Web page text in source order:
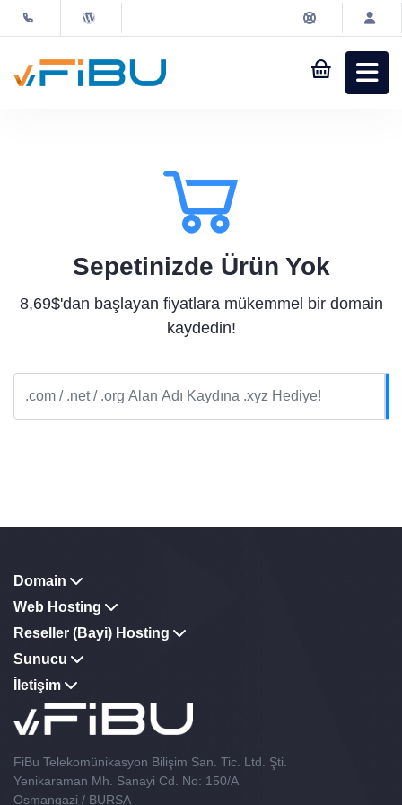
Sanal Sunucu
Kurumsal
Sepetinizde Ürün Yok
8,69$'dan başlayan fiyatlara mükemmel bir domain
kaydedin!
Domain
Web Hosting
Reseller (Bayi) Hosting
Sunucu
İletişim
FiBu Telekomünikasyon Bilişim San. Tic. Ltd. Şti.
Yenikaraman Mh. Sanayi Cd. No: 150/A
Osmangazi / BURSA